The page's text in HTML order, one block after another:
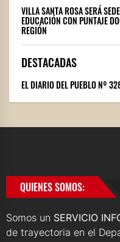
VILLA SANTA ROSA SERÁ
EDUCACIÓN CON PUNTAJE
REGIÓN
DESTACADAS
EL DIARIO DEL PUEBLO Nº
QUIENES SOMOS:
Somos un SERVICIO
de trayectoria en el